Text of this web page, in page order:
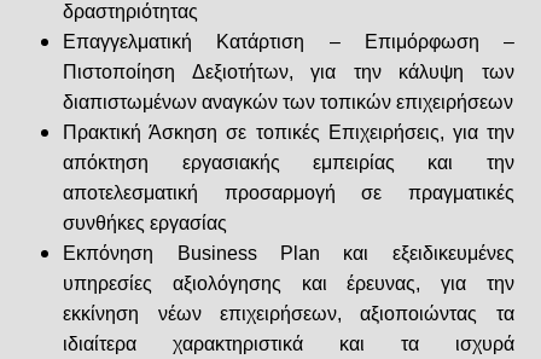
δραστηριότητας
Επαγγελματική Κατάρτιση – Επιμόρφωση –
Πιστοποίηση Δεξιοτήτων, για την κάλυψη των
διαπιστωμένων αναγκών των τοπικών επιχειρήσεων
Πρακτική Άσκηση σε τοπικές Επιχειρήσεις, για την
απόκτηση εργασιακής εμπειρίας και την
αποτελεσματική προσαρμογή σε πραγματικές
συνθήκες εργασίας
Εκπόνηση Business Plan και εξειδικευμένες
υπηρεσίες αξιολόγησης και έρευνας, για την
εκκίνηση νέων επιχειρήσεων, αξιοποιώντας τα
ιδιαίτερα χαρακτηριστικά και τα ισχυρά